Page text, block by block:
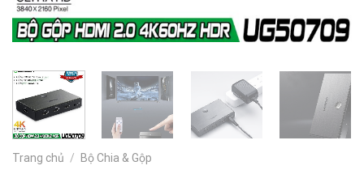
Trang chủ / Bộ Chia & Gộp